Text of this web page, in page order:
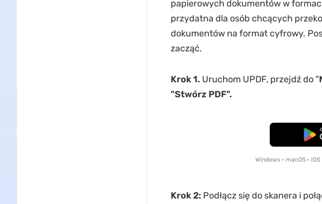
papierowych dokumentów w
przydatna dla osób chcących
dokumentów na format cyfrowy.
zacząć.
Krok 1. Uruchom UPDF, przejdź do "
"Stwórz PDF".
Windows • macOS •
Krok 2: Podłącz się do skanera i